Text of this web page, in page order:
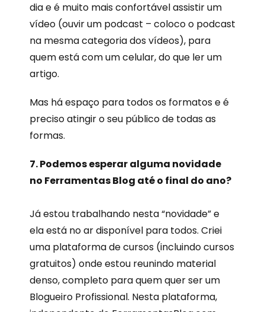
dia e é muito mais confortável assistir um
vídeo (ouvir um podcast – coloco o podcast
na mesma categoria dos vídeos), para
quem está com um celular, do que ler um
artigo.
Mas há espaço para todos os formatos e é
preciso atingir o seu público de todas as
formas.
7. Podemos esperar alguma novidade
no Ferramentas Blog até o final do ano?
Já estou trabalhando nesta “novidade” e
ela está no ar disponível para todos. Criei
uma plataforma de cursos (incluindo cursos
gratuitos) onde estou reunindo material
denso, completo para quem quer ser um
Blogueiro Profissional. Nesta plataforma,